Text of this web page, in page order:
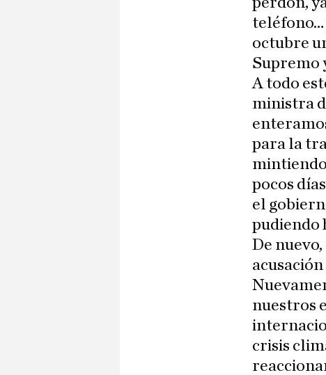
teléfono…
octubre
Supremo
A todo
ministra
para la
pocos
el
pudiendo
De
nuestros
crisis